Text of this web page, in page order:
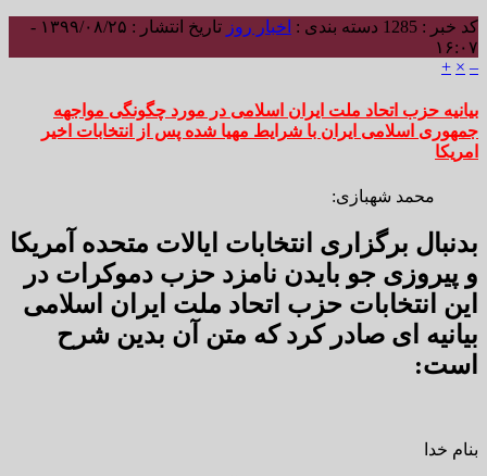
کد خبر : 1285 دسته بندی : اخبار روز
تاریخ انتشار : ۱۳۹۹/۰۸/۲۵ -
۱۶:۰۷
–
×
+
بیانیه حزب اتحاد ملت ايران اسلامى در مورد چگونگى مواجهه
جمهورى اسلامى ايران با شرايط مهیا شده پس از انتخابات اخير
امریکا
محمد شهبازی:
بدنبال برگزاری انتخابات ایالات متحده آمریکا
و پیروزی جو بایدن نامزد حزب دموکرات در
این انتخابات حزب اتحاد ملت ایران اسلامی
بیانیه ای صادر کرد که متن آن بدین شرح
است:
بنام خدا